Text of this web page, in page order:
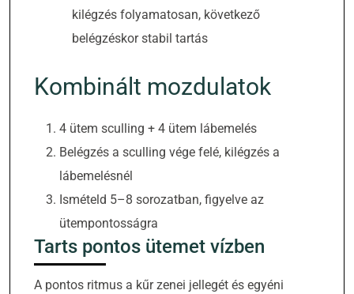
kilégzés folyamatosan, következő
belégzéskor stabil tartás
Kombinált mozdulatok
4 ütem sculling + 4 ütem lábemelés
Belégzés a sculling vége felé, kilégzés a
lábemelésnél
Ismételd 5–8 sorozatban, figyelve az
ütempontosságra
Tarts pontos ütemet vízben
A pontos ritmus a kűr zenei jellegét és egyéni